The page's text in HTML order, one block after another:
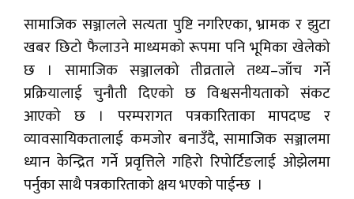
सामाजिक सञ्जालले सत्यता पुष्टि नगरिएका, भ्रामक र झुटा
खबर छिटो फैलाउने माध्यमको रूपमा पनि भूमिका खेलेको
छ । सामाजिक सञ्जालको तीव्रताले तथ्य–जाँच गर्ने
प्रक्रियालाई चुनौती दिएको छ विश्वसनीयताको संकट
आएको छ । परम्परागत पत्रकारिताका मापदण्ड र
व्यावसायिकतालाई कमजोर बनाउँदै, सामाजिक सञ्जालमा
ध्यान केन्द्रित गर्ने प्रवृत्तिले गहिरो रिपोर्टिङलाई ओझेलमा
पर्नुका साथै पत्रकारिताको क्षय भएको पाईन्छ ।